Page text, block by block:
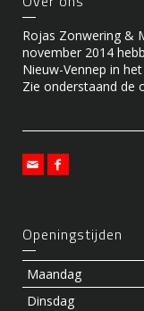
Rojas Zonwering &
november 2014
Nieuw-Vennep in
Zie onderstaand de
Openingstijden
Maandag
Dinsdag